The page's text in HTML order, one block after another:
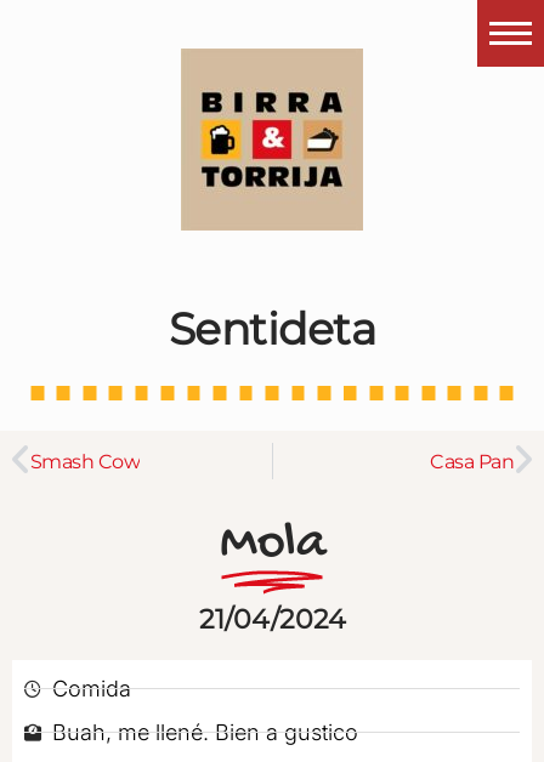
¿Esto que es pués?
Últimas visitas
Todos los garitos
Por el mundo
Contactar
Instagram
Sentideta
Smash Cow Casa Pan
Mola
21/04/2024
Comida
Buah, me llené. Bien a gustico